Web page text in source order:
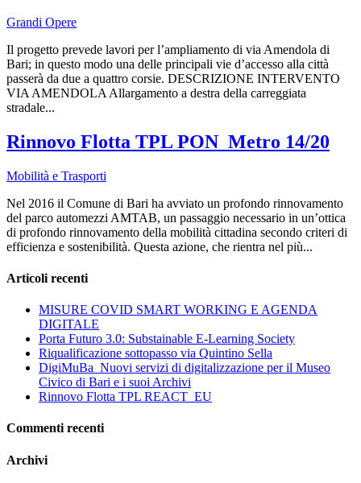
Grandi Opere
Il progetto prevede lavori per l’ampliamento di via Amendola di
Bari; in questo modo una delle principali vie d’accesso alla città
passerà da due a quattro corsie. DESCRIZIONE INTERVENTO
VIA AMENDOLA Allargamento a destra della carreggiata
stradale...
Rinnovo Flotta TPL PON_Metro 14/20
Mobilità e Trasporti
Nel 2016 il Comune di Bari ha avviato un profondo rinnovamento
del parco automezzi AMTAB, un passaggio necessario in un’ottica
di profondo rinnovamento della mobilità cittadina secondo criteri di
efficienza e sostenibilità. Questa azione, che rientra nel più...
Articoli recenti
MISURE COVID SMART WORKING E AGENDA
DIGITALE
Porta Futuro 3.0: Substainable E-Learning Society
Riqualificazione sottopasso via Quintino Sella
DigiMuBa_Nuovi servizi di digitalizzazione per il Museo
Civico di Bari e i suoi Archivi
Rinnovo Flotta TPL REACT_EU
Commenti recenti
Archivi